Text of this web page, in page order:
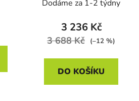
Dodáme za 1-2 týdny
3 236 Kč
3 688 Kč (–12 %)
DO KOŠÍKU